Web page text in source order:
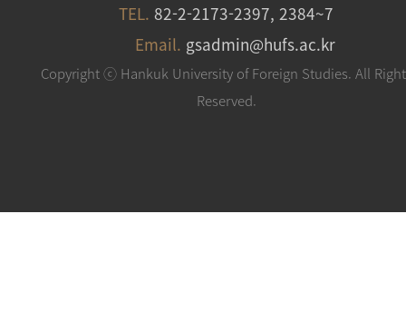
TEL. 82-2-2173-2397, 2384~7
Email. gsadmin@hufs.ac.kr
Copyright ⓒ Hankuk University of Foreign Studies. All
Reserved.